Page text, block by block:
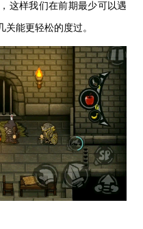
， 这样我们在前期最少可以遇
关能更轻松的度过。